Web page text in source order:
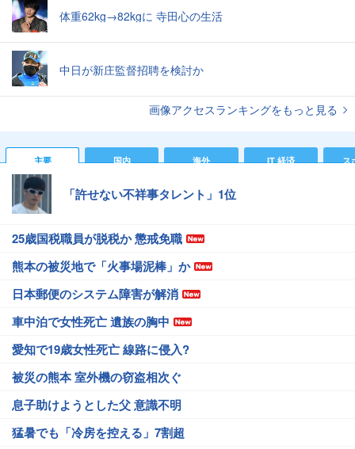
体重62kg→82kgに 寺田心の生活
中日が新庄監督招聘を検討か
画像アクセスランキングをもっと見る
主要 国内 海外 IT 経済 ス
「許せない不祥事タレント」1位
25歳国税職員が脱税か 懲戒免職
熊本の被災地で「火事場泥棒」か
日本郵便のシステム障害が解消
車中泊で女性死亡 遺族の胸中
愛知で19歳女性死亡 線路に侵入?
被災の熊本 室外機の窃盗相次ぐ
息子助けようとした父 意識不明
猛暑でも「冷房を控える」7割超